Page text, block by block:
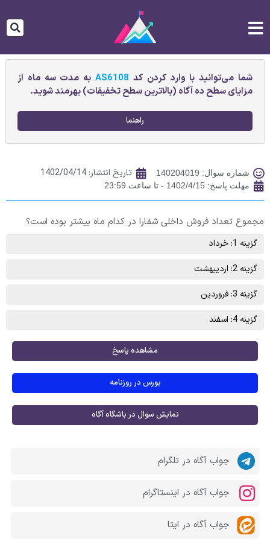
شما می‌توانید با وارد کردن کد AS6108به مدت سه ماه از
مزایای سطح ده آگاه (بالاترین سطح تخفیفات) بهرمند شوید.
راهنما
شماره سوال: 140204019 تاریخ انتشار: 1402/04/14
مهلت پاسخ: 1402/4/15 - تا ساعت 23:59
مجموع تعداد فروش داخلی شفارا در کدام ماه بیشتر بوده است؟
گزینه 1: خرداد
گزینه 2: اردیبهشت
گزینه 3: فروردین
گزینه 4: اسفند
مشاهده پاسخ
بورس در روزنامه
نمایش سوال در باشگاه آگاه
جواب آگاه در تلگرام
جواب آگاه در اینستاگرام
جواب آگاه در ایتا